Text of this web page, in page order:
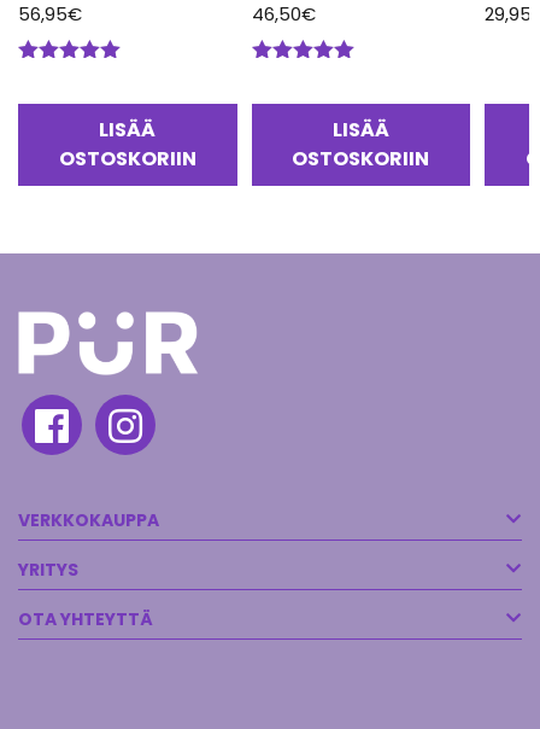
56,95€
LISÄÄ
OSTOSKORIIN
46,50€
LISÄÄ
OSTOSKORIIN
29,95
VERKKOKAUPPA
YRITYS
OTA YHTEYTTÄ